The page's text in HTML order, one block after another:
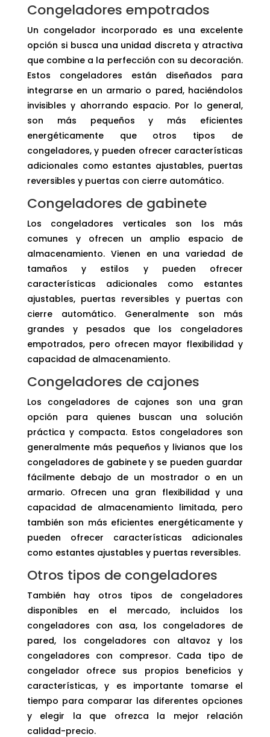
Congeladores empotrados
Un congelador incorporado es una excelente
opción si busca una unidad discreta y atractiva
que combine a la perfección con su decoración.
Estos congeladores están diseñados para
integrarse en un armario o pared, haciéndolos
invisibles y ahorrando espacio. Por lo general,
son más pequeños y más eficientes
energéticamente que otros tipos de
congeladores, y pueden ofrecer características
adicionales como estantes ajustables, puertas
reversibles y puertas con cierre automático.
Congeladores de gabinete
Los congeladores verticales son los más
comunes y ofrecen un amplio espacio de
almacenamiento. Vienen en una variedad de
tamaños y estilos y pueden ofrecer
características adicionales como estantes
ajustables, puertas reversibles y puertas con
cierre automático. Generalmente son más
grandes y pesados ​​que los congeladores
empotrados, pero ofrecen mayor flexibilidad y
capacidad de almacenamiento.
Congeladores de cajones
Los congeladores de cajones son una gran
opción para quienes buscan una solución
práctica y compacta. Estos congeladores son
generalmente más pequeños y livianos que los
congeladores de gabinete y se pueden guardar
fácilmente debajo de un mostrador o en un
armario. Ofrecen una gran flexibilidad y una
capacidad de almacenamiento limitada, pero
también son más eficientes energéticamente y
pueden ofrecer características adicionales
como estantes ajustables y puertas reversibles.
Otros tipos de congeladores
También hay otros tipos de congeladores
disponibles en el mercado, incluidos los
congeladores con asa, los congeladores de
pared, los congeladores con altavoz y los
congeladores con compresor. Cada tipo de
congelador ofrece sus propios beneficios y
características, y es importante tomarse el
tiempo para comparar las diferentes opciones
y elegir la que ofrezca la mejor relación
calidad-precio.